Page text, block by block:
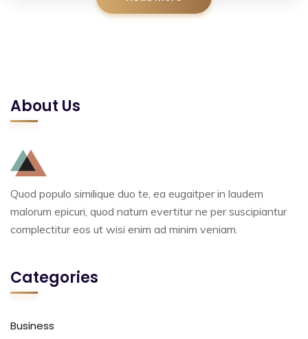
About Us
Quod populo similique duo te, ea eugaitper in laudem
malorum epicuri, quod natum evertitur ne per suscipiantur
complectitur eos ut wisi enim ad minim veniam.
Categories
Business